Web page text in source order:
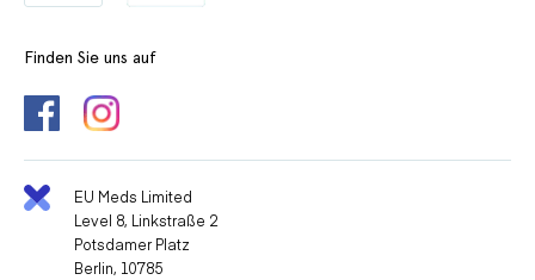
Finden Sie uns auf
EU Meds Limited
Level 8, Linkstraße 2
Potsdamer Platz
Berlin, 10785